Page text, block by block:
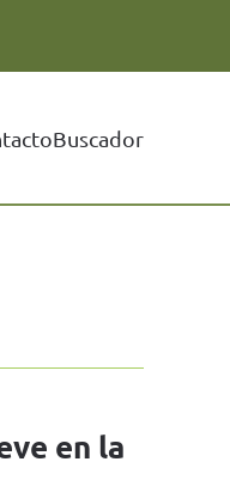
Buscador
en la